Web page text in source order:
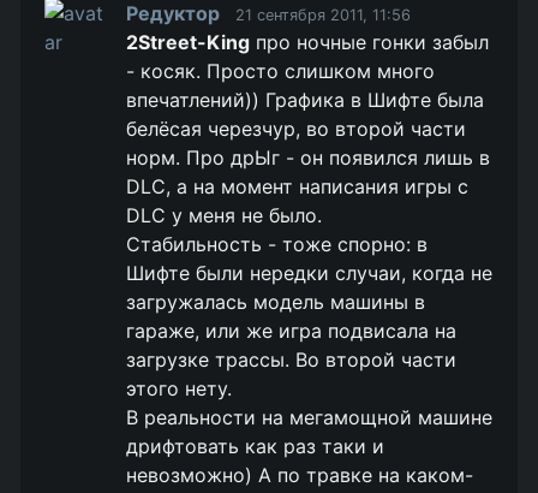
Редуктор 21 сентября 2011, 11:56
2Street-King про ночные гонки забыл
- косяк. Просто слишком много
впечатлений)) Графика в Шифте была
белёсая черезчур, во второй части
норм. Про дрЫг - он появился лишь в
DLC, а на момент написания игры с
DLC у меня не было.
Стабильность - тоже спорно: в
Шифте были нередки случаи, когда не
загружалась модель машины в
гараже, или же игра подвисала на
загрузке трассы. Во второй части
этого нету.
В реальности на мегамощной машине
дрифтовать как раз таки и
невозможно) А по травке на каком-